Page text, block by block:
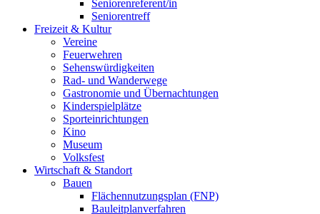
Seniorenreferent/in
Seniorentreff
Freizeit & Kultur
Vereine
Feuerwehren
Sehenswürdigkeiten
Rad- und Wanderwege
Gastronomie und Übernachtungen
Kinderspielplätze
Sporteinrichtungen
Kino
Museum
Volksfest
Wirtschaft & Standort
Bauen
Flächennutzungsplan (FNP)
Bauleitplanverfahren